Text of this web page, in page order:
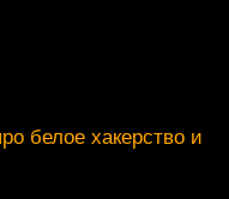
белое хакерство и